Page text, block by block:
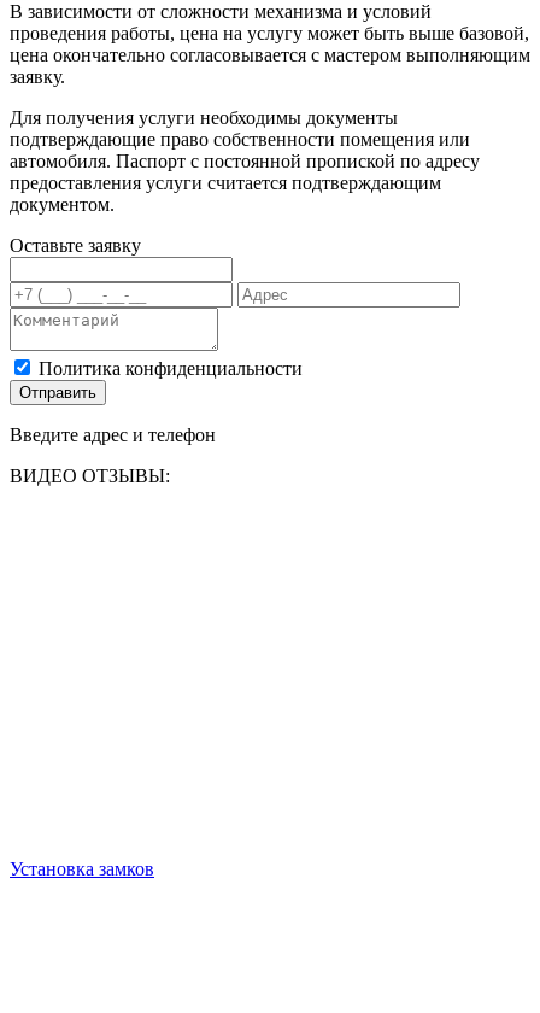
В зависимости от сложности механизма и условий
проведения работы, цена на услугу может быть выше базовой,
цена окончательно согласовывается с мастером выполняющим
заявку.
Для получения услуги необходимы документы
подтверждающие право собственности помещения или
автомобиля. Паспорт с постоянной пропиской по адресу
предоставления услуги считается подтверждающим
документом.
Оставьте заявку
Политика конфиденциальности
Отправить
Введите адрес и телефон
ВИДЕО ОТЗЫВЫ:
Установка замков